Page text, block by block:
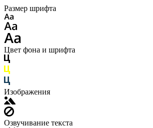
Размер шрифта
Цвет фона и шрифта
Изображения
Озвучивание текста